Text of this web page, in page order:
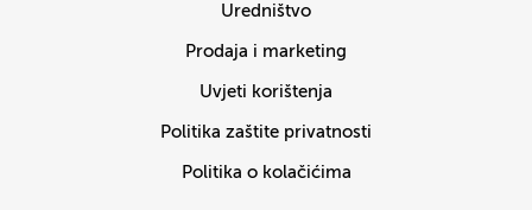
Uredništvo
Prodaja i marketing
Uvjeti korištenja
Politika zaštite privatnosti
Politika o kolačićima